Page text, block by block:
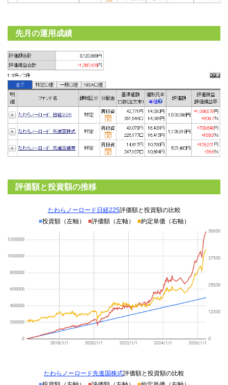
先月の運用成績
評価額と投資額の推移
たわらノーロード日経225評価額と投資額の比較
■投資額（左軸） ■評価額（左軸） ■約定単価（右軸）
たわらノーロード先進国株式評価額と投資額の比較